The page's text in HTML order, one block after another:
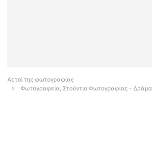
Αετοί της φωτογραφίας
Φωτογραφεία, Στούντιο Φωτογραφίας - Δράμα